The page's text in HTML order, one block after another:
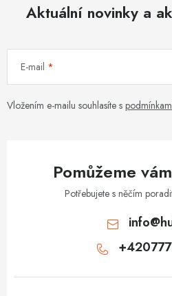
y
ý
p
Aktuální novinky a
E-mail
Vložením e-mailu souhlasíte s
Pomůžeme
Potřebujete s něčím
info@